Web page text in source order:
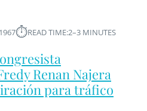
⏱︎READ TIME:2–3 MINUTES
Renan Najera
para tráfico